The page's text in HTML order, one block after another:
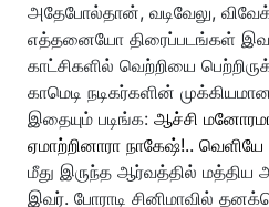
அதேபோல்தான், வடிவேலு,
எத்தனையோ திரைப்படங்கள்
காட்சிகளில் வெற்றியை
காமெடி நடிகர்களின்
இதையும் படிங்க: ஆச்சி
ஏமாற்றினாரா நாகேஷ்!..
மீது இருந்த ஆர்வத்தில் மத்திய
இவர். போராடி சினிமாவில்